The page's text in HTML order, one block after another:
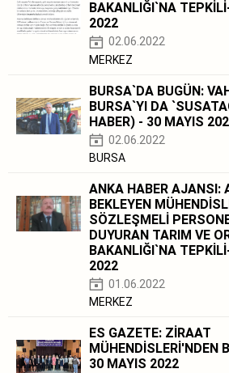
BAKANLIĞI`NA
2022
02.06.2022
MERKEZ
BURSA`DA BUGÜN:
BURSA`YI DA
HABER) - 30 MAYIS
02.06.2022
BURSA
ANKA HABER AJANSI:
BEKLEYEN
SÖZLEŞMELİ
DUYURAN TARIM VE
BAKANLIĞI`NA
2022
01.06.2022
MERKEZ
ES GAZETE: ZİRAAT
MÜHENDİSLERİ'NDEN
30 MAYIS 2022